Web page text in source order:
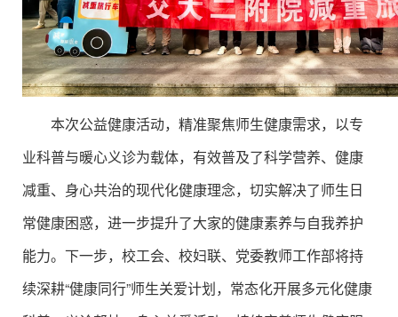
本次公益健康活动，精准聚焦师生健康需求，以专
业科普与暖心义诊为载体，有效普及了科学营养、健康
减重、身心共治的现代化健康理念，切实解决了师生日
常健康困惑，进一步提升了大家的健康素养与自我养护
能力。下一步，校工会、校妇联、党委教师工作部将持
续深耕“健康同行”师生关爱计划，常态化开展多元化健康